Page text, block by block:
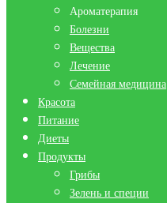
Ароматерапия
Болезни
Вещества
Лечение
Семейная медицина
Красота
Питание
Диеты
Продукты
Грибы
Зелень и специи